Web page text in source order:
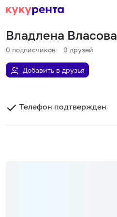
Владлена Власова
0 подписчиков 0 друзей
Добавить в друзья
Телефон подтвержден